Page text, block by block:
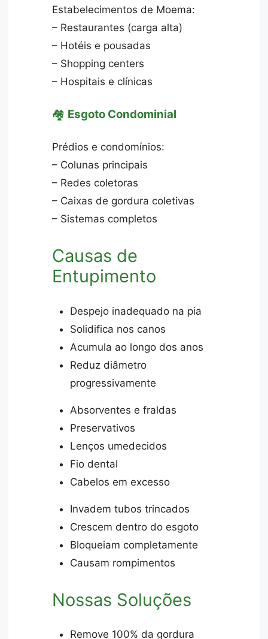
Estabelecimentos de Moema:
– Restaurantes (carga alta)
– Hotéis e pousadas
– Shopping centers
– Hospitais e clínicas
🏘️ Esgoto Condominial
Prédios e condomínios:
– Colunas principais
– Redes coletoras
– Caixas de gordura coletivas
– Sistemas completos
Causas de
Entupimento
Despejo inadequado na pia
Solidifica nos canos
Acumula ao longo dos anos
Reduz diâmetro
progressivamente
Absorventes e fraldas
Preservativos
Lenços umedecidos
Fio dental
Cabelos em excesso
Invadem tubos trincados
Crescem dentro do esgoto
Bloqueiam completamente
Causam rompimentos
Nossas Soluções
Remove 100% da gordura